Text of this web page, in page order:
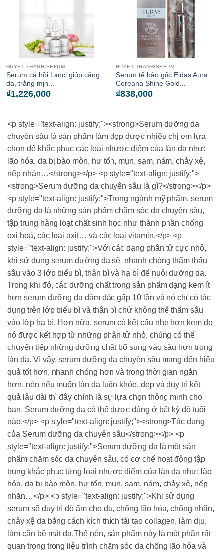
HUYẾT THANH/SERUM
Serum cá hồi Lanci giúp căng
da, trắng mịn...
₫1,226,000
HUYẾT THANH/SERUM
Serum tế bào gốc Eldas Aura
Coreana Shine Gold...
₫838,000
<p style="text-align: justify;"><strong>Serum dưỡng da
chuyên sâu là sản phẩm làm đẹp được nhiều chị em lựa
chọn để khắc phục các loại nhược điểm của làn da như:
lão hóa, da bị bào mòn, hư tổn, mụn, sạm, nám, chảy xệ,
nếp nhăn…</strong></p> <p style="text-align: justify;">
<strong>Serum dưỡng da chuyên sâu là gì?</strong></p>
<p style="text-align: justify;">Trong ngành mỹ phẩm, serum
dưỡng da là những sản phẩm chăm sóc da chuyên sâu,
tập trung hàng loạt chất sinh học như thành phần chống
oxi hoá, các loại axit… và các loại vitamin.</p> <p
style="text-align: justify;">Với các dạng phân tử cực nhỏ,
khi sử dụng serum dưỡng da sẽ nhanh chóng thẩm thấu
sâu vào 3 lớp biểu bì, thân bì và hạ bì để nuôi dưỡng da.
Trong khi đó, các dưỡng chất trong sản phẩm dạng kem ít
hơn serum dưỡng da đậm đặc gấp 10 lần và nó chỉ có tác
dụng trên lớp biểu bì và thân bì chứ không thể thấm sâu
vào lớp hạ bì. Hơn nữa, serum có kết cấu nhẹ hơn kem do
nó được kết hợp từ những phân tử nhỏ, chúng có thể
chuyển tiếp những dưỡng chất bổ sung vào sâu hơn trong
làn da. Vì vậy, serum dưỡng da chuyên sâu mang đến hiệu
quả tốt hơn, nhanh chóng hơn và trong thời gian ngắn
hơn, nên nếu muốn làn da luôn khỏe, đẹp và duy trì kết
quả lâu dài thì đây chính là sự lựa chọn thông minh cho
bạn. Serum dưỡng da có thể được dùng ở bất kỳ độ tuổi
nào.</p> <p style="text-align: justify;"><strong>Tác dụng
của Serum dưỡng da chuyên sâu</strong></p> <p
style="text-align: justify;">Serum dưỡng da là một sản
phẩm chăm sóc da chuyên sâu, có cơ chế hoạt động tập
trung khắc phục từng loại nhược điểm của làn da như: lão
hóa, da bị bào mòn, hư tổn, mụn, sạm, nám, chảy xệ, nếp
nhăn…</p> <p style="text-align: justify;">Khi sử dụng
serum sẽ duy trì độ ẩm cho da, chống lão hóa, chống nhăn,
chảy xệ da bằng cách kích thích tái tạo collagen, làm dịu,
làm căn bề mặt da.Thế nên, sản phẩm này là một phần rất
quan trọng trong liệu trình chăm sóc da chống lão hóa và